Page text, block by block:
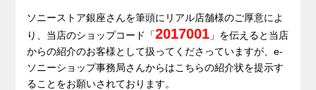
ソニーストア銀座さんを筆頭にリアル店舗様のご厚意によ
り、当店のショップコード「2017001 」を伝えると当店
からの紹介のお客様として扱ってくださっていますが、e-
ソニーショップ事務局さんからはこちらの紹介状を提示す
ることをお願いされております。